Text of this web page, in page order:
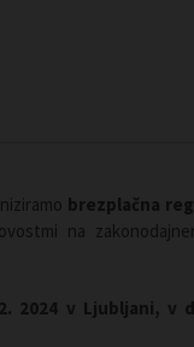
brezplačna
na
2024 v Ljubljani, v